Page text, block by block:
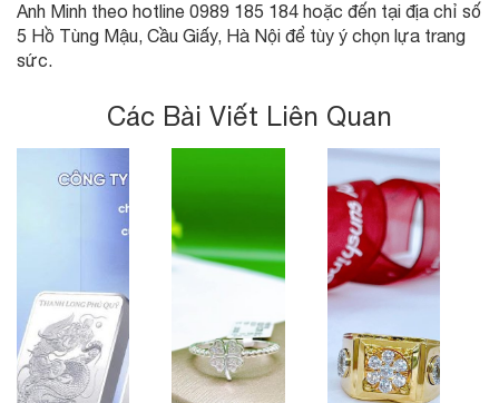
Anh Minh theo hotline 0989 185 184 hoặc đến tại địa chỉ số
5 Hồ Tùng Mậu, Cầu Giấy, Hà Nội để tùy ý chọn lựa trang
sức.
Các Bài Viết Liên Quan